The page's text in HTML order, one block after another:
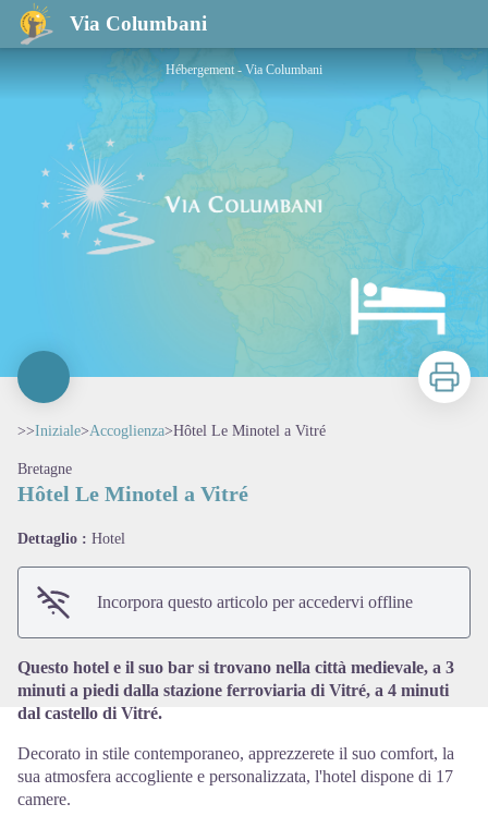
Via Columbani
Hôtel Le Minotel a Vitré
Hébergement - Via Columbani
Stampa
>>Iniziale>Accoglienza>Hôtel Le Minotel a Vitré
Bretagne
Hôtel Le Minotel a Vitré
Dettaglio : Hotel
Incorpora questo articolo per accedervi offline
Questo hotel e il suo bar si trovano nella città medievale, a 3
minuti a piedi dalla stazione ferroviaria di Vitré, a 4 minuti
dal castello di Vitré.
Decorato in stile contemporaneo, apprezzerete il suo comfort, la
sua atmosfera accogliente e personalizzata, l'hotel dispone di 17
camere.